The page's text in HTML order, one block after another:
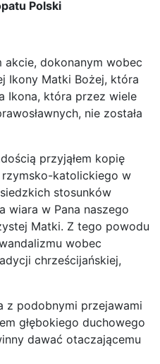
Polski
akcie, dokonanym wobec
Ikony Matki Bożej, która
Ikona, która przez wiele
nie została
przyjąłem kopię
rzymsko-katolickiego w
stosunków
wiara w Pana naszego
Matki. Z tego powodu
wobec
chrześcijańskiej,
z podobnymi przejawami
głębokiego duchowego
dawać otaczającemu